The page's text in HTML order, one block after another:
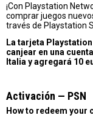
¡Con Playstation
comprar juegos
través de Playstation
La tarjeta
canjear en una
Italia y agregará 10
Activación — PSN
How to redeem your